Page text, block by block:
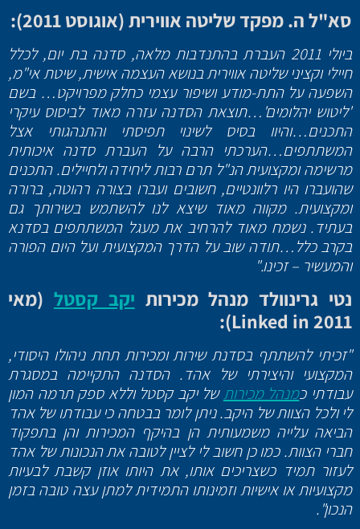
סא"ל ה. מפקד שליטה אווירית (אוגוסט 2011):
ביולי 2011 העברת בהתנדבות מלאה, סדנה בת יום, לכלל
חיילי וקציני שליטה אווירית בנושא העצמה אישית, שיטת אי"מ,
השפעה על התת-מודע ושיפור עצמי כחלק מפרויקט… בשם
'ליטוש יהלומים'…תוצאת הסדנה עזרה מאוד לביסוס עיקרי
התכנים…והיוו בסיס לשינוי תפיסתי והתנהגותי אצל
המשתתפים…הערכתי הרבה על העברת סדנה איכותית
מרשימה ומקצועית הנ"ל תרם רבות ליחידה ולחיילים. התכנים
שהועברו היו רלוונטיים, חשובים ועברו בצורה רהוטה, ברורה
ומקצועית. מקווה מאוד שיצא לנו להשתמש בשירותך גם
בעתיד. נשמח מאוד להרחיב את מעגל המשתתפים בסדנא
בקרב כלל…תודה שוב על הדרך המקצועית ועל היום הפורה
והמעשיר – זכינו."
נטי גרינוולד מנהל מכירות יקב קסטל (מאי
2011
Linked in
):
"זכיתי להשתתף בסדנת שירות ומכירות תחת ניהולו היסודי,
המקצועי והיצירתי של אהד. הסדנה התקיימה במסגרת
עבודתי כמנהל מכירותשל יקב קסטל וללא ספק תרמה המון
לי ולכל הצוות של היקב. ניתן לומר בבטחה כי עבודתו של אהד
הביאה עלייה משמעותית הן בהיקף המכירות והן בתפקוד
חברי הצוות. כמו כן חשוב לי לציין לטובה את הנכונות של אהד
לעזור תמיד כשצריכים אותו, את היותו אוזן קשבת לבעיות
מקצועיות או אישיות וזמינותו התמידית למתן עצה טובה בזמן
הנכון".